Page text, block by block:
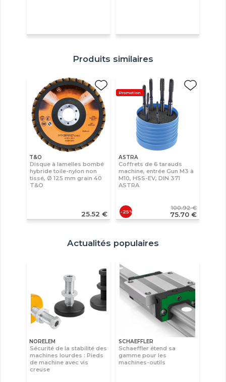
Produits similaires
T&O
Disque à lamelles bombé
hybride toile-nylon non
tissé, Ø 125 mm grain 40
T&O
25.52 €
Promotion
-25%
ASTRA
Coffrets de 6 tarauds
machine, entrée Gun M3 à
M10, HSS-EV, DIN 371
ASTRA
100.92 €
75.70 €
Actualités populaires
NORELEM
Sécurité de la stabilité des
machines lourdes : Pieds
de machine avec vis
creuse
SCHAEFFLER
Schaeffler étend sa
gamme pour les
machines-outils